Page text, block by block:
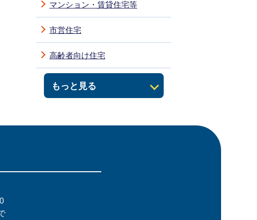
マンション・賃貸住宅等
もっと見る
市営住宅
高齢者向け住宅